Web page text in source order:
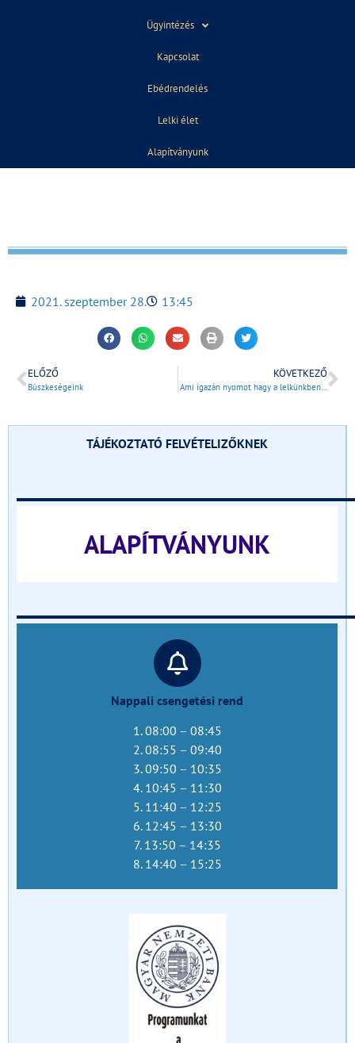
Ügyintézés
Kapcsolat
Ebédrendelés
Lelki élet
Alapítványunk
praktikus ismeretet szerezzenek a mindennapi
pénzügyek elsajátítása érdekében.
A FABATKA intelligencia fejlesztő tábor hivatalos
2021. szeptember 28. 13:45
ELŐZŐ
Büszkeségeink
KÖVETKEZŐ
Ami igazán nyomot hagy a lelkünkben…
TÁJÉKOZTATÓ FELVÉTELIZŐKNEK
ALAPÍTVÁNYUNK
Nappali csengetési rend
1. 08:00 – 08:45
2. 08:55 – 09:40
3. 09:50 – 10:35
4. 10:45 – 11:30
5. 11:40 – 12:25
6. 12:45 – 13:30
7. 13:50 – 14:35
8. 14:40 – 15:25